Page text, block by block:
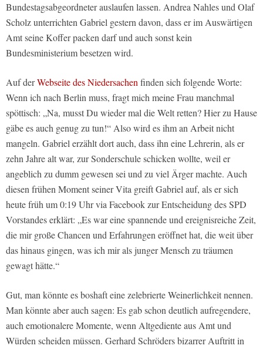
Bundestagsabgeordneter auslaufen lassen. Andrea Nahles und Olaf
Scholz unterrichten Gabriel gestern davon, dass er im Auswärtigen
Amt seine Koffer packen darf und auch sonst kein
Bundesministerium besetzen wird.
Auf derWebseite des Niedersachen finden sich folgende Worte:
Wenn ich nach Berlin muss, fragt mich meine Frau manchmal
spöttisch: „Na, musst Du wieder mal die Welt retten? Hier zu Hause
gäbe es auch genug zu tun!“ Also wird es ihm an Arbeit nicht
mangeln. Gabriel erzählt dort auch, dass ihn eine Lehrerin, als er
zehn Jahre alt war, zur Sonderschule schicken wollte, weil er
angeblich zu dumm gewesen sei und zu viel Ärger machte. Auch
diesen frühen Moment seiner Vita greift Gabriel auf, als er sich
heute früh um 0:19 Uhr via Facebook zur Entscheidung des SPD
Vorstandes erklärt: „Es war eine spannende und ereignisreiche Zeit,
die mir große Chancen und Erfahrungen eröffnet hat, die weit über
das hinaus gingen, was ich mir als junger Mensch zu träumen
gewagt hätte.“
Gut, man könnte es boshaft eine zelebrierte Weinerlichkeit nennen.
Man könnte aber auch sagen: Es gab schon deutlich aufregendere,
auch emotionalere Momente, wenn Altgediente aus Amt und
Würden scheiden müssen. Gerhard Schröders bizarrer Auftritt in